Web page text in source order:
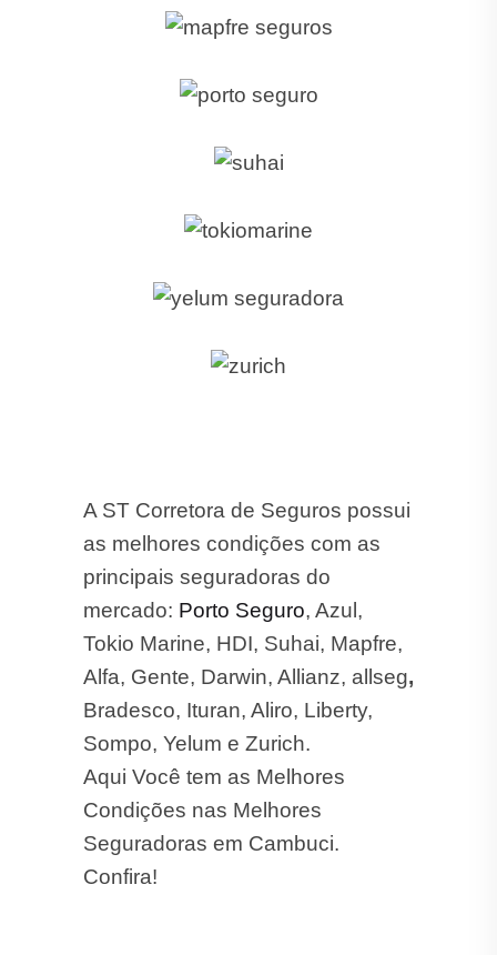
A ST Corretora de Seguros possui
as melhores condições com as
principais seguradoras do
mercado: Porto Seguro, Azul,
Tokio Marine, HDI, Suhai, Mapfre,
Alfa, Gente, Darwin, Allianz, allseg,
Bradesco, Ituran, Aliro, Liberty,
Sompo, Yelum e Zurich.
Aqui Você tem as Melhores
Condições nas Melhores
Seguradoras em Cambuci.
Confira!